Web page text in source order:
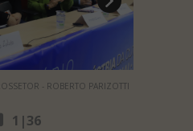
- ROBERTO PARIZOTTI
1 |36